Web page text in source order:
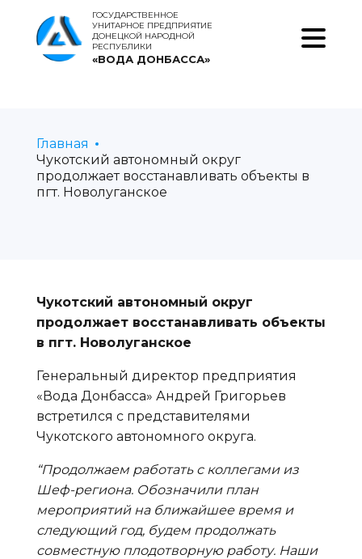
ГОСУДАРСТВЕННОЕ
УНИТАРНОЕ ПРЕДПРИЯТИЕ
ДОНЕЦКОЙ НАРОДНОЙ
РЕСПУБЛИКИ
«ВОДА ДОНБАССА»
Главная
Чукотский автономный округ
продолжает восстанавливать объекты в
пгт. Новолуганское
Чукотский автономный округ
продолжает восстанавливать объекты
в пгт. Новолуганское
Генеральный директор предприятия
«Вода Донбасса» Андрей Григорьев
встретился с представителями
Чукотского автономного округа.
“Продолжаем работать с коллегами из
Шеф-региона. Обозначили план
мероприятий на ближайшее время и
следующий год, будем продолжать
совместную плодотворную работу. Наши